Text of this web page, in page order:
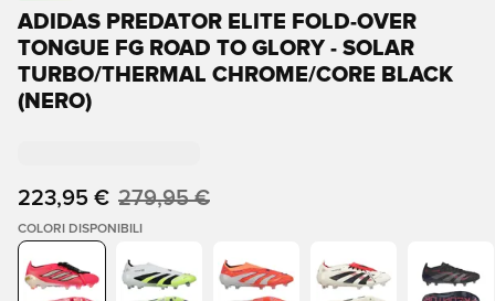
ADIDAS PREDATOR ELITE FOLD-OVER
TONGUE FG ROAD TO GLORY - SOLAR
TURBO/THERMAL CHROME/CORE BLACK
(NERO)
223,95 € 279,95 €
COLORI DISPONIBILI